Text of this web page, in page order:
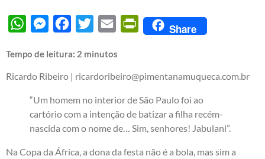
WhatsAppMessengerFacebook
Twitter Email PrintFriendly
Share
Tempo de leitura: 2 minutos
Ricardo Ribeiro | ricardoribeiro@pimentanamuqueca.com.br
“Um homem no interior de São Paulo foi ao
cartório com a intenção de batizar a filha recém-
nascida com o nome de… Sim, senhores! Jabulani”.
Na Copa da África, a dona da festa não é a bola, mas sim a